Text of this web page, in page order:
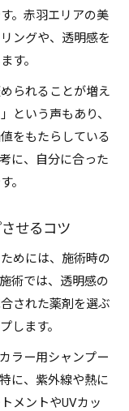
。赤羽エリアの美
ングや、透明感を
す。
られることが増え
という声もあり、
をもたらしている
に、自分に合った
。
せるコツ
めには、施術時の
術では、透明感の
された薬剤を選ぶ
します。
ラー用シャンプー
に、紫外線や熱に
メントやUVカッ